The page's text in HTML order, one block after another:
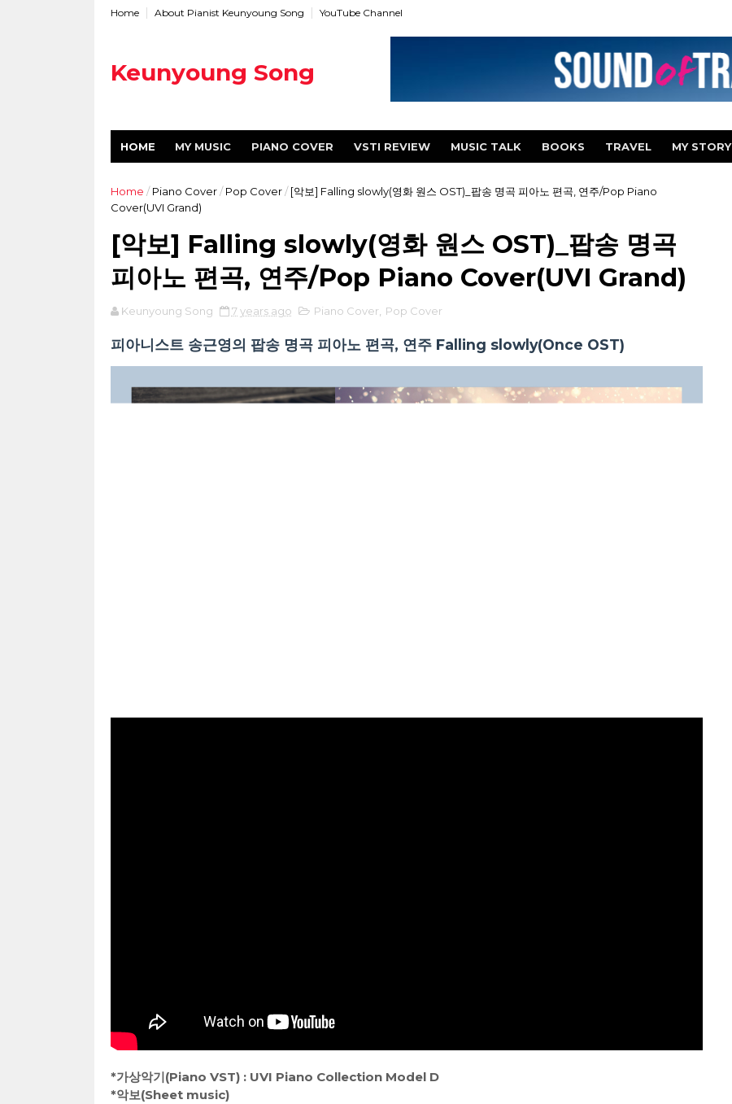
Home About Pianist Keunyoung Song YouTube Channel
Keunyoung Song
HOME MY MUSIC PIANO COVER VSTI REVIEW MUSIC TALK BOOKS TRAVEL MY STORY
Home / Piano Cover / Pop Cover / [악보] Falling slowly(영화 원스 OST)_팝송 명곡 피아노 편곡, 연주/Pop Piano
Cover(UVI Grand)
[악보] Falling slowly(영화 원스 OST)_팝송 명곡
피아노 편곡, 연주/Pop Piano Cover(UVI Grand)
Keunyoung Song 7 years ago Piano Cover Pop Cover
피아니스트 송근영의 팝송 명곡 피아노 편곡, 연주 Falling slowly(Once OST)
*가상악기(Piano VST) : UVI Piano Collection Model D
*악보(Sheet music)